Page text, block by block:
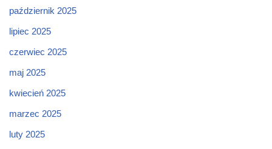
październik 2025
lipiec 2025
czerwiec 2025
maj 2025
kwiecień 2025
marzec 2025
luty 2025